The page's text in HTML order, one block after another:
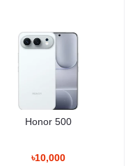
Honor 500
৳10,000